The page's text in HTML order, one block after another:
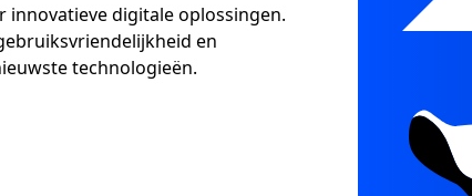
innovatieve digitale oplossingen.
en
technologieën.